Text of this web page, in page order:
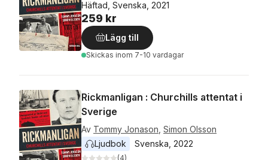
Häftad, Svenska, 2021
259 kr
Lägg till
Skickas inom 7-10 vardagar
Rickmanligan : Churchills attentat i
Sverige
Av Tommy Jonason Simon Olsson
Ljudbok
Svenska 2022
(4)